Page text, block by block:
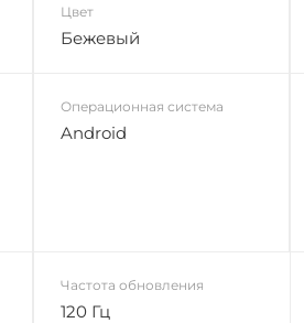
Цвет
Бежевый
Операционная система
Android
Частота обновления
120 Гц